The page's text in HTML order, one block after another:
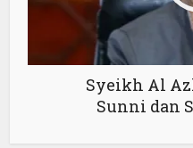
Syeikh Al
Sunni dan